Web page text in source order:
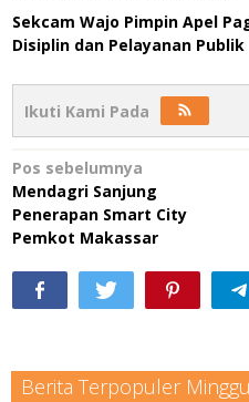
Sekcam Wajo Pimpin Apel
Disiplin dan Pelayanan Publik
Ikuti Kami Pada
Navigasi
pos
Pos sebelumnya
Mendagri Sanjung
Penerapan Smart City
Pemkot Makassar
Berita Terpopuler